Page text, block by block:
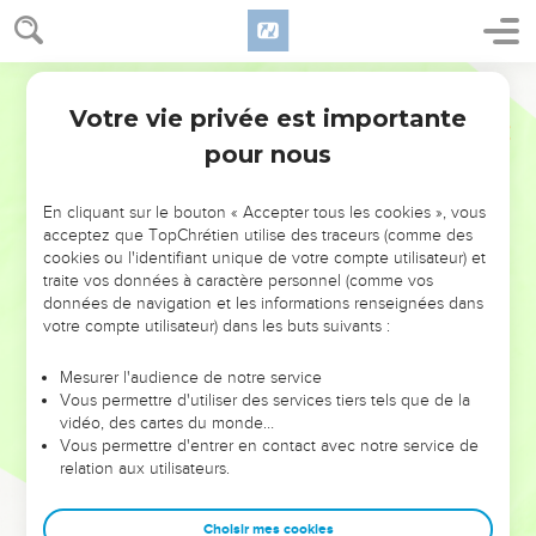
NE MANQUEZ PAS L’ÉVÉNEMENT
DE L’ANNÉE !
ET SI LEURS ERREURS POUVAIENT VOUS ÉVITER LES
VOTRES ?
leur foi ou leur vision. Mais on voit moins les doutes, les erreurs
et les saisons difficiles qu'ils ont traversés, alors même que ce
sont elles qui les ont façonnés.
Dans cette conférence, leaders, entrepreneurs, et responsables
clés pour avancer avec plus de sagesse afin que leurs erreurs
Votre vie privée est importante
pour nous
En cliquant sur le bouton « Accepter tous les cookies », vous
acceptez que TopChrétien utilise des traceurs (comme des
cookies ou l'identifiant unique de votre compte utilisateur) et
traite vos données à caractère personnel (comme vos
données de navigation et les informations renseignées dans
votre compte utilisateur) dans les buts suivants :
Mesurer l'audience de notre service
Vous permettre d'utiliser des services tiers tels que de la
vidéo, des cartes du monde…
Vous permettre d'entrer en contact avec notre service de
relation aux utilisateurs.
Choisir mes cookies